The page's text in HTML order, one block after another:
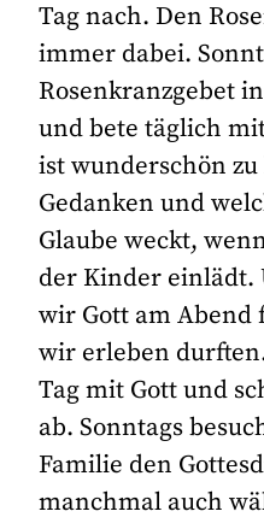
Tag nach. Den
immer dabei.
Rosenkranzgebet
und bete täglich
ist wunderschön
Gedanken und
Glaube weckt,
der Kinder einlädt.
wir Gott am Abend
wir erleben
Tag mit Gott und
ab. Sonntags
Familie den
manchmal auch